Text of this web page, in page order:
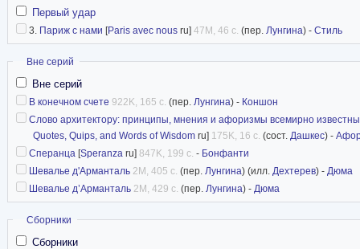
Первый удар
3. Париж с нами [Paris avec nous ru] 47M, 46 с. (пер. Лунгина) - Стиль
Скрыть
Вне серий
Вне серий
В конечном счете 922K, 165 с. (пер. Лунгина) - Коншон
Слово архитектору: принципы, мнения и афоризмы всемирно
Quotes, Quips, and Words of Wisdom ru] 175K, 16 с. (сост. Дашкес) -
Сперанца [Speranza ru] 847K, 199 с. - Бонфанти
Шевалье д'Арманталь 2M, 405 с. (пер. Лунгина) (илл. Дехтерев) - Дюма
Шевалье д’Арманталь 2M, 429 с. (пер. Лунгина) - Дюма
Скрыть
Сборники
Сборники